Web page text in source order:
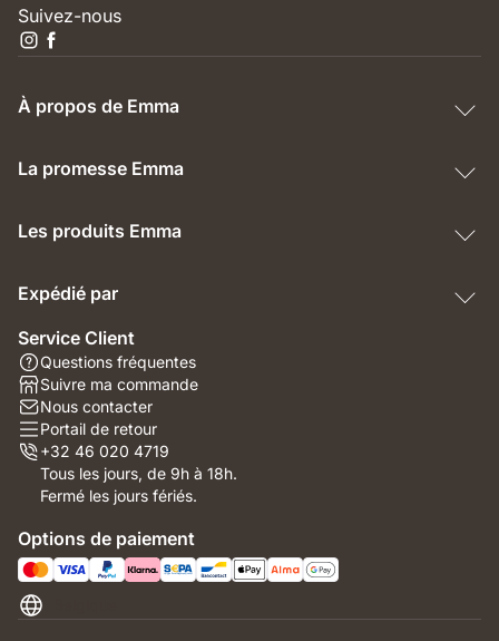
Suivez-nous
À propos de Emma
La promesse Emma
Les produits Emma
Expédié par
Service Client
Questions fréquentes
Suivre ma commande
Nous contacter
Portail de retour
+32 46 020 4719
Tous les jours, de 9h à 18h.
Fermé les jours fériés.
Options de paiement